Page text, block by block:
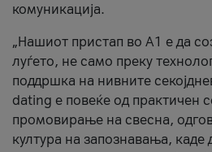
комуникација.
„Нашиот пристап во А1 е да
луѓето, не само преку
поддршка на нивните
dating е повеќе од практичен
промовирање на свесна,
култура на запознавања, каде